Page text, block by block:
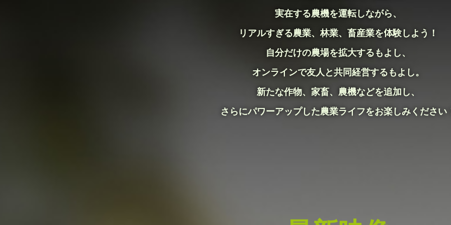
実在する農機を運転しながら、
リアルすぎる農業、林業、畜産業を体験しよう！
自分だけの農場を拡大するもよし、
オンラインで友人と共同経営するもよし。
新たな作物、家畜、農機などを追加し、
さらにパワーアップした農業ライフをお楽しみください